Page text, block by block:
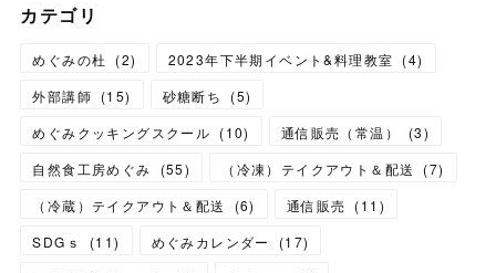
カテゴリ
めぐみの杜 (2) 2023年下半期イベント&料理教室 (4)
外部講師 (15) 砂糖断ち (5)
めぐみクッキングスクール (10) 通信販売（常温） (3)
自然食工房めぐみ
(55) （冷凍）テイクアウト＆配送 (7)
（冷蔵）テイクアウト＆配送
(6) 通信販売 (11 )
SDGｓ
(11) めぐみカレンダー (17)